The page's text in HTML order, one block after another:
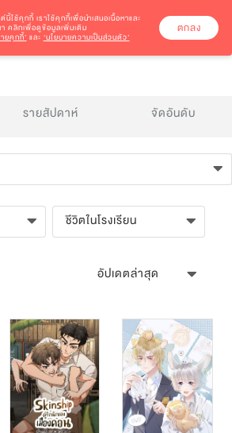
รายสัปดาห์ จัดอันดับ
ชีวิตในโรงเรียน
อัปเดตล่าสุด
ต์นี้ใช้คุกกี้ เราใช้คุกกี้เพื่อนำเสนอเนื้อหาและ
คลิกเพื่อดูข้อมูลเพิ่มเติม
ยคุกกี้’ และ ‘นโยบายความเป็นส่วนตัว’
ตกลง